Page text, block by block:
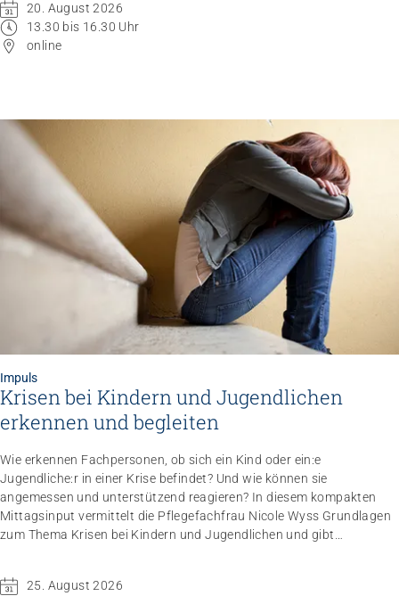
20. August 2026
13.30 bis 16.30 Uhr
online
Impuls
Krisen bei Kindern und Jugendlichen
erkennen und begleiten
Wie erkennen Fachpersonen, ob sich ein Kind oder ein:e
Jugendliche:r in einer Krise befindet? Und wie können sie
angemessen und unterstützend reagieren? In diesem kompakten
Mittagsinput vermittelt die Pflegefachfrau Nicole Wyss Grundlagen
zum Thema Krisen bei Kindern und Jugendlichen und gibt
25. August 2026